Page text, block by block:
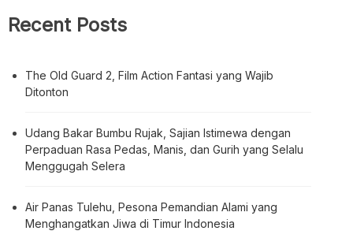
Recent Posts
The Old Guard 2, Film Action Fantasi yang Wajib
Ditonton
Udang Bakar Bumbu Rujak, Sajian Istimewa dengan
Perpaduan Rasa Pedas, Manis, dan Gurih yang Selalu
Menggugah Selera
Air Panas Tulehu, Pesona Pemandian Alami yang
Menghangatkan Jiwa di Timur Indonesia